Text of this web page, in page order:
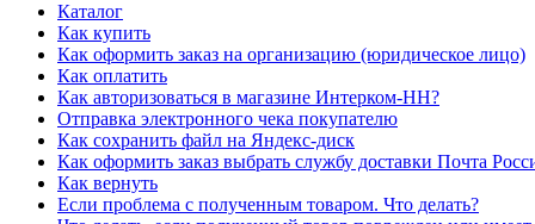
Каталог
Как купить
Как оформить заказ на организацию (юридическое лицо)
Как оплатить
Как авторизоваться в магазине Интерком-НН?
Отправка электронного чека покупателю
Как сохранить файл на Яндекс-диск
Как оформить заказ выбрать службу доставки Почта
Как вернуть
Если проблема с полученным товаром. Что делать?